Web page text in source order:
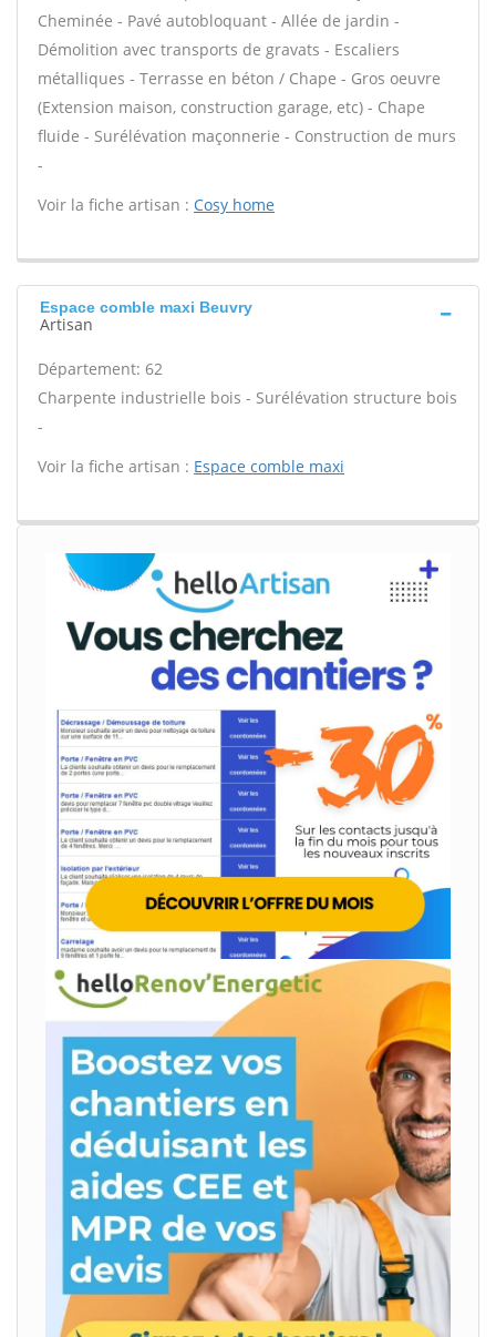
Cheminée - Pavé autobloquant - Allée de jardin -
Démolition avec transports de gravats - Escaliers
métalliques - Terrasse en béton / Chape - Gros oeuvre
(Extension maison, construction garage, etc) - Chape
fluide - Surélévation maçonnerie - Construction de murs
-
Voir la fiche artisan : Cosy home
Espace comble maxi Beuvry
Artisan
Département: 62
Charpente industrielle bois - Surélévation structure bois
-
Voir la fiche artisan : Espace comble maxi